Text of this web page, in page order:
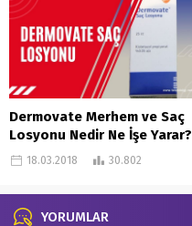
Dermovate Merhem ve Saç
Losyonu Nedir Ne İşe Yarar?
18.03.2018 30.802
YORUMLAR